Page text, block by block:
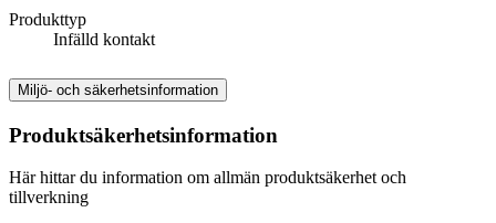
Produkttyp
Infälld kontakt
Miljö- och säkerhetsinformation
Produktsäkerhetsinformation
Här hittar du information om allmän produktsäkerhet och
tillverkning